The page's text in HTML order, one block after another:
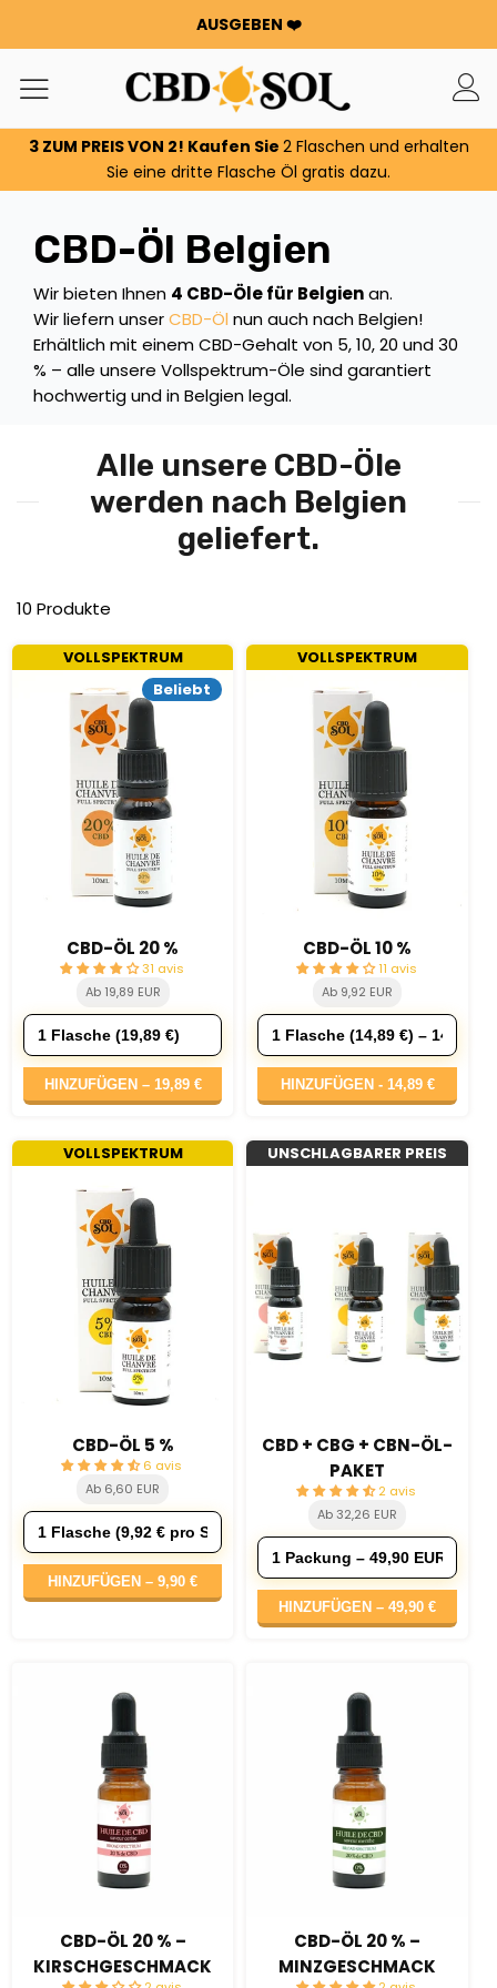
AUSGEBEN ❤️
WATERMELON CBD AB 0,30 €/g 🍉!
DOPPELTE BESTELLUNGEN ✨
100 G BLUMEN ODER HARZ GRATIS PRO 100 €, DIE SIE
AUSGEBEN ❤️
WATERMELON CBD AB 0,30 €/g 🍉!
DOPPELTE BESTELLUNGEN ✨
AUSGEBEN ❤️
3 ZUM PREIS VON 2! Kaufen Sie 2 Flaschen und erhalten
Sie eine dritte Flasche Öl gratis dazu.
CBD-Öl Belgien
Wir bieten Ihnen 4 CBD-Öle für Belgienan.
Wir liefern unserCBD-Öl nun auch nach Belgien!
Erhältlich mit einem CBD-Gehalt von 5, 10, 20 und 30
% – alle unsere Vollspektrum-Öle sind garantiert
hochwertig und in Belgien legal.
Alle unsere CBD-Öle
werden nach Belgien
geliefert.
10 Produkte
VOLLSPEKTRUM
Beliebt
CBD-ÖL 20 %
31 avis
Ab 19,89 EUR
HINZUFÜGEN – 19,89 €
VOLLSPEKTRUM
CBD-ÖL 10 %
11 avis
Ab 9,92 EUR
HINZUFÜGEN - 14,89 €
VOLLSPEKTRUM
CBD-ÖL 5 %
6 avis
Ab 6,60 EUR
HINZUFÜGEN –9,90 €
UNSCHLAGBARER PREIS
CBD + CBG + CBN-ÖL-
PAKET
2 avis
Ab 32,26 EUR
HINZUFÜGEN –49,90 €
CBD-ÖL 20 % –
KIRSCHGESCHMACK
CBD-ÖL 20 % –
MINZGESCHMACK